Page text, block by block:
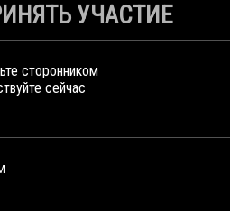
УЧАСТИЕ
сторонником
сейчас